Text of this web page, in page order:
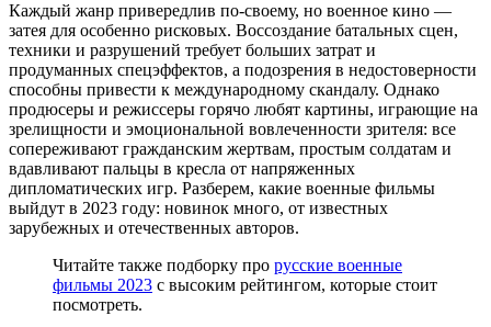
Каждый жанр привередлив по-своему, но военное кино —
затея для особенно рисковых. Воссоздание батальных сцен,
техники и разрушений требует больших затрат и
продуманных спецэффектов, а подозрения в недостоверности
способны привести к международному скандалу. Однако
продюсеры и режиссеры горячо любят картины, играющие на
зрелищности и эмоциональной вовлеченности зрителя: все
сопереживают гражданским жертвам, простым солдатам и
вдавливают пальцы в кресла от напряженных
дипломатических игр. Разберем, какие военные фильмы
выйдут в 2023 году: новинок много, от известных
зарубежных и отечественных авторов.
Читайте также подборку про русские военные
фильмы 2023 с высоким рейтингом, которые стоит
посмотреть.